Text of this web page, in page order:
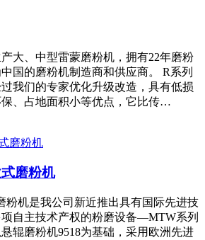
大、中型雷蒙磨粉机，拥有22年磨粉
国的磨粉机制造商和供应商。 R系列
我们的专家优化升级改造，具有低损
、占地面积小等优点，它比传…
磨粉机
粉机是我公司新近推出具有国际先进技
自主技术产权的粉磨设备—MTW系列
辊磨粉机9518为基础，采用欧洲先进